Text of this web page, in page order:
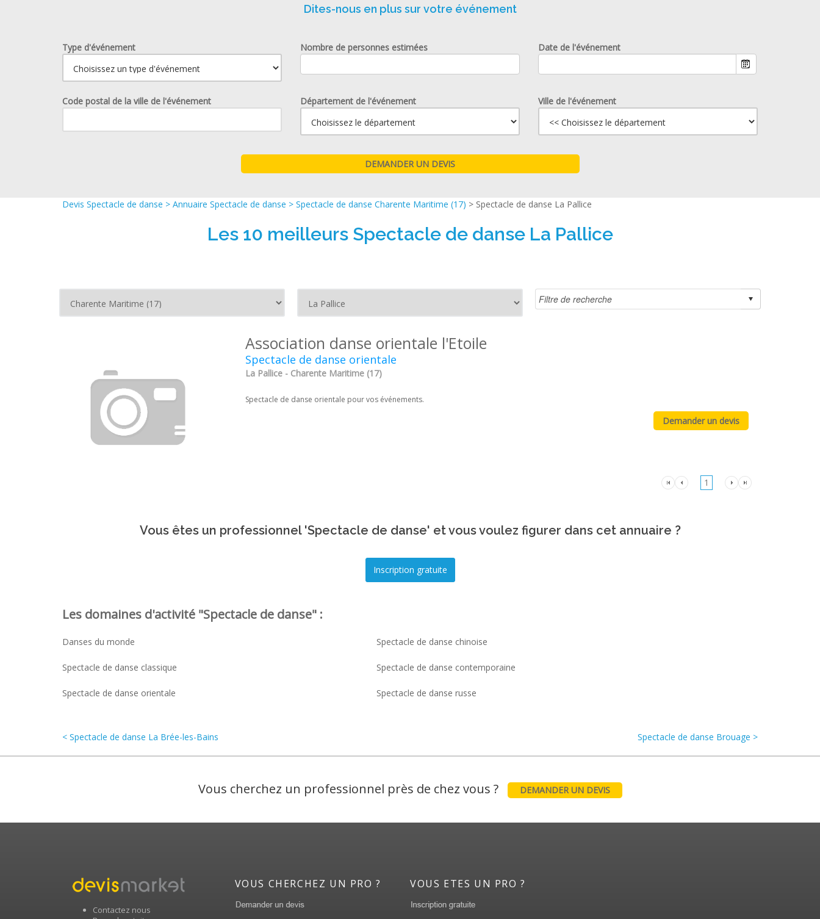
Dites-nous en plus sur votre événement
Type d'événement Nombre de personnes estimées
Date de l'événement
Code postal de la ville de l'événement Département de l'événement Ville de l'événement
Devis Spectacle de danse > Annuaire Spectacle de danse > Spectacle de danse Charente Maritime (17) > Spectacle de danse La Pallice
Les 10 meilleurs Spectacle de danse La Pallice
Association danse orientale l'Etoile
Spectacle de danse orientale
La Pallice - Charente Maritime (17)
Spectacle de danse orientale pour vos événements.
1
Vous êtes un professionnel 'Spectacle de danse' et vous voulez figurer dans cet annuaire ?
Les domaines d'activité "Spectacle de danse" :
Danses du monde Spectacle de danse chinoise
Spectacle de danse classique Spectacle de danse contemporaine
Spectacle de danse orientale Spectacle de danse russe
< Spectacle de danse La Brée-les-Bains Spectacle de danse Brouage >
Vous cherchez un professionnel près de chez vous ? DEMANDER UN DEVIS
Contactez nous
VOUS CHERCHEZ UN PRO ? VOUS ETES UN PRO ?